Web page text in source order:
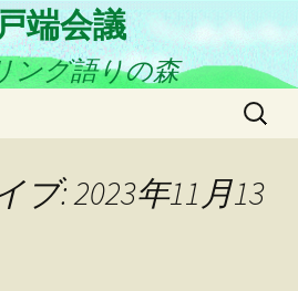
端会議
ング語りの森
検
ブ: 2023年11月13